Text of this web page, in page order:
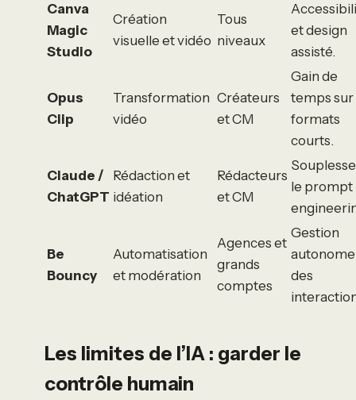
Canva
Magic
Studio
Création
visuelle et vidéo
Tous
niveaux
et design
assisté.
Opus
Clip
Transformation
vidéo
Créateurs
et CM
Gain de
temps sur
formats
courts.
Claude /
ChatGPT
Rédaction et
idéation
Rédacteurs
et CM
le prompt
Be
Bouncy
Automatisation
et modération
Agences et
grands
comptes
Gestion
autonome
des
Les limites de l’IA : garder le
contrôle humain